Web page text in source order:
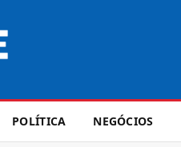
POLÍTICA NEGÓCIOS